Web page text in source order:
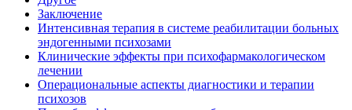
Заключение
Интенсивная терапия в системе реабилитации больных
эндогенными психозами
Клинические эффекты при психофармакологическом
лечении
Операциональные аспекты диагностики и терапии
психозов